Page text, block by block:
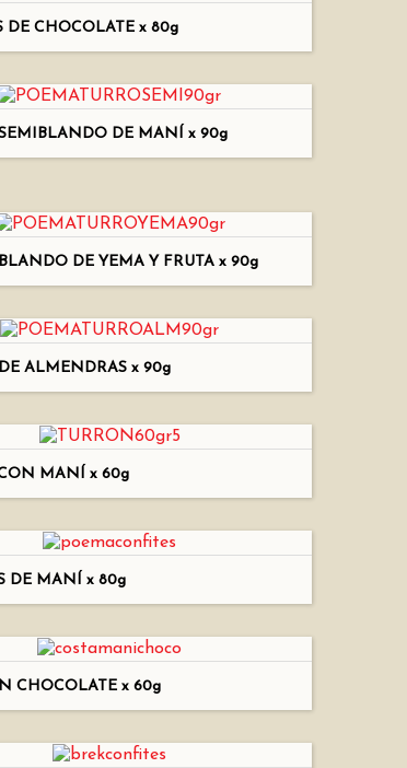
DE CHOCOLATE x 80g
SEMIBLANDO DE MANÍ x 90g
DE YEMA Y FRUTA x 90g
ALMENDRAS x 90g
CON MANÍ x 60g
DE MANÍ x 80g
CHOCOLATE x 60g